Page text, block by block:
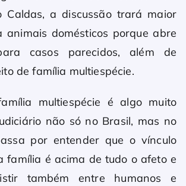
Caldas, a discussão trará maior
animais domésticos porque abre
casos parecidos, além de
de família multiespécie.
multiespécie é algo muito
não só no Brasil, mas no
por entender que o vínculo
família é acima de tudo o afeto e
também entre humanos e